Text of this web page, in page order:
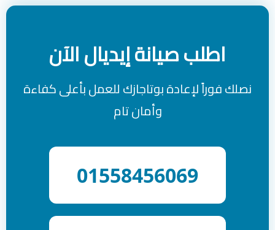
اطلب صيانة إيديال الآن
نصلك فوراً لإعادة بوتاجازك للعمل بأعلى كفاءة
وأمان تام
01558456069